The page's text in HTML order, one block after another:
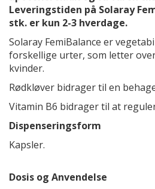
Leveringstiden på Solaray
stk. er kun 2-3 hverdage.
Solaray FemiBalance er
forskellige urter, som letter
kvinder.
Rødkløver bidrager til en
Vitamin B6 bidrager til at
Dispenseringsform
Kapsler.
Dosis og Anvendelse